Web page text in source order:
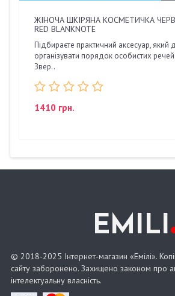
ЖІНОЧА ШКІРЯНА КОСМЕТИЧКА
RED BLANKNOTE
Підбираєте практичний аксесуар,
організувати порядок особистих речей
Звер..
1410 грн.
EMILI
© 2018-2025 Інтернет-магазин «Емілі».
сайту заборонено. Захищено законом про
інтелектуальну власність.